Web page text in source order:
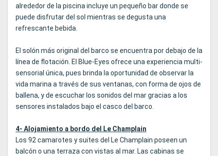
alrededor de la piscina incluye un pequeño bar donde se
puede disfrutar del sol mientras se degusta una
refrescante bebida.
El solón más original del barco se encuentra por debajo de la
línea de flotación. El Blue-Eyes ofrece una experiencia multi-
sensorial única, pues brinda la oportunidad de observar la
vida marina a través de sus ventanas, con forma de ojos de
ballena, y de escuchar los sonidos del mar gracias a los
sensores instalados bajo el casco del barco.
4- Alojamiento a bordo del Le Champlain
Los 92 camarotes y suites del Le Champlain poseen un
balcón o una terraza con vistas al mar. Las cabinas se